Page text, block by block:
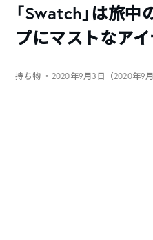
「Swatch」は旅
プにマストなアイ
持ち物 ・2020年9月3日（2020年9